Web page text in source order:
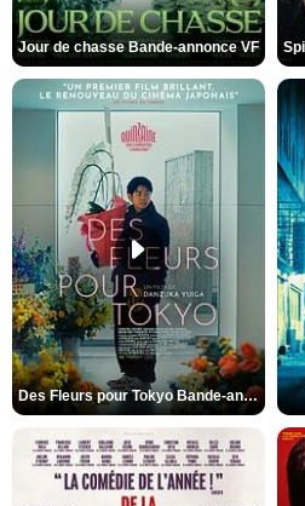
Jour de chasse Bande-annonce VF
Des Fleurs pour Tokyo Bande-annonce VO STFR